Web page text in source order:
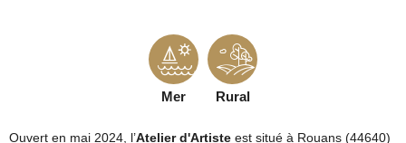
Mer Rural
Ouvert en mai 2024, l’Atelier d'Artiste est situé à Rouans (44640)